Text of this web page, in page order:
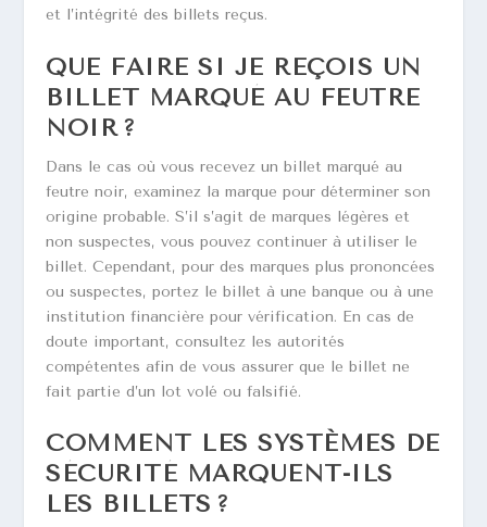
et l’intégrité des billets reçus.
QUE FAIRE SI JE REÇOIS UN
BILLET MARQUÉ AU FEUTRE
NOIR ?
Dans le cas où vous recevez un billet marqué au
feutre noir, examinez la marque pour déterminer son
origine probable. S’il s’agit de marques légères et
non suspectes, vous pouvez continuer à utiliser le
billet. Cependant, pour des marques plus prononcées
ou suspectes, portez le billet à une banque ou à une
institution financière pour vérification. En cas de
doute important, consultez les autorités
compétentes afin de vous assurer que le billet ne
fait partie d’un lot volé ou falsifié.
COMMENT LES SYSTÈMES DE
SÉCURITÉ MARQUENT-ILS
LES BILLETS ?